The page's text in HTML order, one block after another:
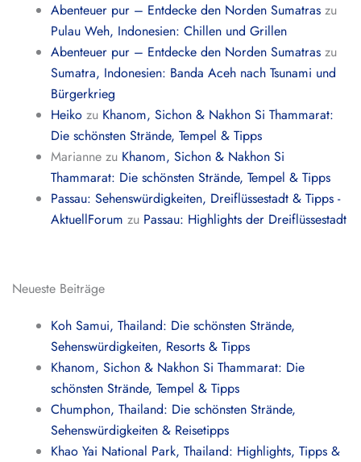
Abenteuer pur – Entdecke den Norden Sumatras zu
Pulau Weh, Indonesien: Chillen und Grillen
Abenteuer pur – Entdecke den Norden Sumatras zu
Sumatra, Indonesien: Banda Aceh nach Tsunami und
Bürgerkrieg
Heiko zu Khanom, Sichon & Nakhon Si Thammarat:
Die schönsten Strände, Tempel & Tipps
Marianne zu Khanom, Sichon & Nakhon Si
Thammarat: Die schönsten Strände, Tempel & Tipps
Passau: Sehenswürdigkeiten, Dreiflüssestadt & Tipps -
AktuellForum zu Passau: Highlights der Dreiflüssestadt
Neueste Beiträge
Koh Samui, Thailand: Die schönsten Strände,
Sehenswürdigkeiten, Resorts & Tipps
Khanom, Sichon & Nakhon Si Thammarat: Die
schönsten Strände, Tempel & Tipps
Chumphon, Thailand: Die schönsten Strände,
Sehenswürdigkeiten & Reisetipps
Khao Yai National Park, Thailand: Highlights, Tipps &